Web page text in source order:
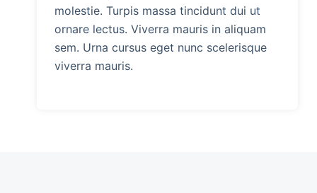
molestie. Turpis massa tincidunt dui ut
ornare lectus. Viverra mauris in aliquam
sem. Urna cursus eget nunc scelerisque
viverra mauris.